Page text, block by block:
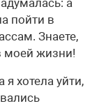
пойти в
Знаете,
моей жизни!
я хотела уйти,